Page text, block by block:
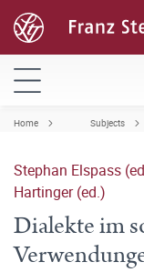
Home Subjects
Stephan Elspass
Hartinger (ed.)
Dialekte im